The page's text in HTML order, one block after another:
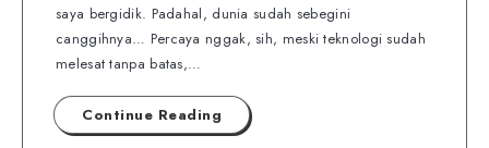
saya bergidik. Padahal, dunia sudah sebegini
canggihnya… Percaya nggak, sih, meski teknologi sudah
melesat tanpa batas,…
Continue Reading